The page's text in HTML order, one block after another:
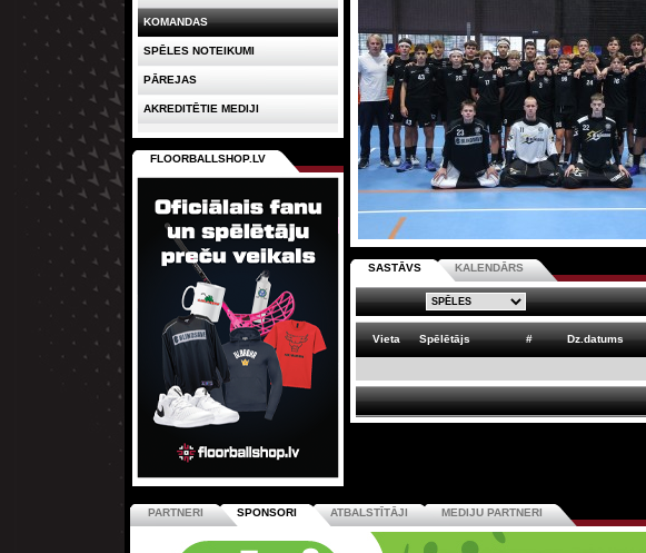
SASTĀVS KALENDĀRS
Vieta Spēlētājs # Dz.datums
KOMANDAS
SPĒLES NOTEIKUMI
PĀREJAS
AKREDITĒTIE MEDIJI
FLOORBALLSHOP.LV
PARTNERI SPONSORI ATBALSTĪTĀJI MEDIJU PARTNERI